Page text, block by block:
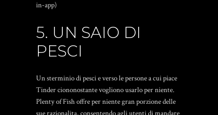
in-app)
5. UN SAIO DI
PESCI
Un sterminio di pesci e verso le persone a cui piace
Tinder ciononostante vogliono usarlo per niente.
Plenty of Fish offre per niente gran porzione delle